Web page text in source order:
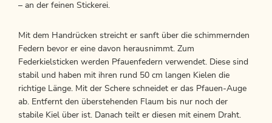
– an der feinen Stickerei.
Mit dem Handrücken streicht er sanft über die schimmernden
Federn bevor er eine davon herausnimmt. Zum
Federkielsticken werden Pfauenfedern verwendet. Diese sind
stabil und haben mit ihren rund 50 cm langen Kielen die
richtige Länge. Mit der Schere schneidet er das Pfauen-Auge
ab. Entfernt den überstehenden Flaum bis nur noch der
stabile Kiel über ist. Danach teilt er diesen mit einem Draht.